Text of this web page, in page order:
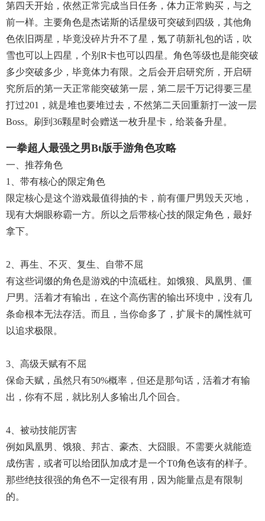
第四天开始，依然正常完成当日任务，体力正常购买，与之
前一样。主要角色是杰诺斯的话星级可突破到四级，其他角
色依旧两星，毕竟没碎片升不了星，氪了萌新礼包的话，吹
雪也可以上四星，个别R卡也可以四星。角色等级也是能突破
多少突破多少，毕竟体力有限。之后会开启研究所，开启研
究所后的第一天正常能突破第一层，第二层千万记得要三星
打过201，就是堆也要堆过去，不然第二天回重新打一波一层
Boss。刷到36颗星时会赠送一枚升星卡，给装备升星。
一拳超人最强之男bt版手游角色攻略
一、推荐角色
1、带有核心的限定角色
限定核心是这个游戏最值得抽的卡，前有僵尸男毁天灭地，
现有大炯眼称霸一方。所以之后带核心技的限定角色，最好
拿下。
2、再生、不灭、复生、自带不屈
有这些词缀的角色是游戏的中流砥柱。如饿狼、凤凰男、僵
尸男。活着才有输出，在这个高伤害的输出环境中，没有几
条命根本无法存活。而且，当你命多了，扩展卡的属性就可
以追求极限。
3、高级天赋有不屈
保命天赋，虽然只有50%概率，但还是那句话，活着才有输
出，你有不屈，就比别人多输出几个回合。
4、被动技能厉害
例如凤凰男、饿狼、邦古、豪杰、大囧眼。不需要火就能造
成伤害，或者可以给团队加成才是一个T0角色该有的样子。
那些绝技很强的角色不一定很有用，因为能量点是有限制
的。